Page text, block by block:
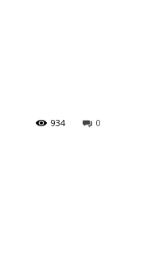
0
934